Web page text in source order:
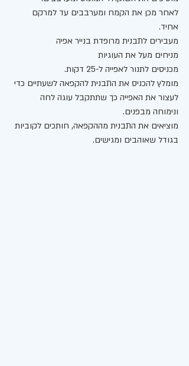
לאחר מכן את הקמח ומערבבים עד למרקם
אחיד.
מעבירים לתבנית מרופדת בנייר אפיה
מניחים מעל את העוגיות
מכניסים לתנור לאפייה ל-25 דקות.
מומלץ להכניס את התבנית להקפאה לשעתיים כדי
לעצור את האפייה כך שתתקבל עוגה לחה
ונימוחה מבפנים.
מוציאים את התבנית מההקפאה, חותכים לקוביות
בגודל שאוהבים ומגישים.